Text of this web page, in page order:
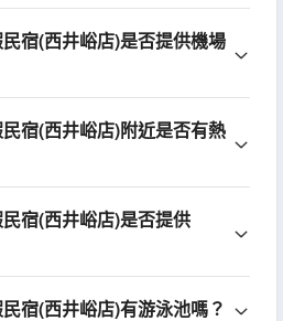
宿(西井峪店)是否提供機場
宿(西井峪店)附近是否有熱
宿(西井峪店)是否提供
宿(西井峪店)有游泳池嗎？